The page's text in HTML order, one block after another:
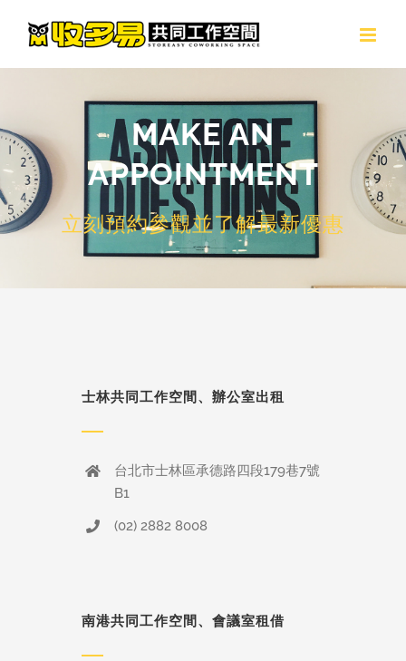
MAKE AN
APPOINTMENT
立刻預約參觀並了解最新優惠
士林共同工作空間、辦公室出租
台北市士林區承德路四段179巷7號
B1
(02) 2882 8008
南港共同工作空間、會議室租借